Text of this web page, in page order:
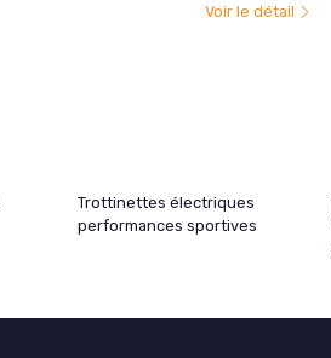
Voir le détail
Trottinettes électriques
performances sportives